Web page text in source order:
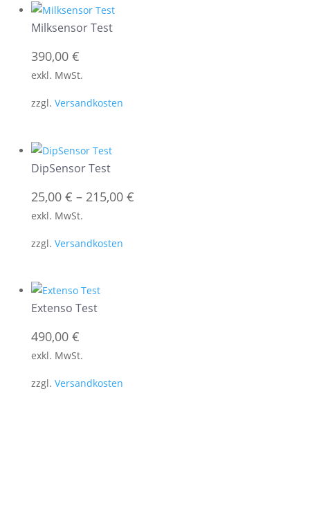
Milksensor Test
390,00€
exkl. MwSt.
zzgl.Versandkosten
DipSensor Test
25,00€ – 215,00€
exkl. MwSt.
zzgl.Versandkosten
Extenso Test
490,00€
exkl. MwSt.
zzgl.Versandkosten